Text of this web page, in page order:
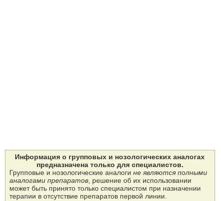
Информация о групповых и нозологических аналогах
предназначена только для специалистов.
Групповые и нозологические аналоги не являются полными
аналогами препаратов, решение об их использовании
может быть принято только специалистом при назначении
терапии в отсутствие препаратов первой линии.